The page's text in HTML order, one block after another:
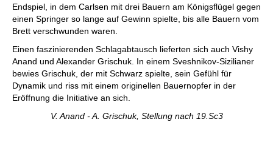
Endspiel, in dem Carlsen mit drei Bauern am Königsflügel gegen
einen Springer so lange auf Gewinn spielte, bis alle Bauern vom
Brett verschwunden waren.
Einen faszinierenden Schlagabtausch lieferten sich auch Vishy
Anand und Alexander Grischuk. In einem Sveshnikov-Sizilianer
bewies Grischuk, der mit Schwarz spielte, sein Gefühl für
Dynamik und riss mit einem originellen Bauernopfer in der
Eröffnung die Initiative an sich.
V. Anand - A. Grischuk, Stellung nach 19.Sc3